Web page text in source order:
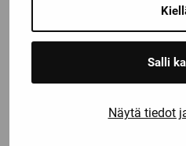
Salli
Näytä tiedot
Saatat olla